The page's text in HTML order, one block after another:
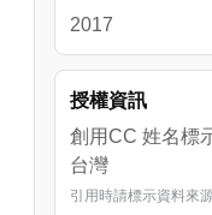
2017
授權資訊
創用CC 姓名標
台灣
引用時請標示資料來